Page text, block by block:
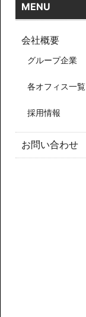
MENU
会社概要
グループ企業
各オフィス一覧
採用情報
お問い合わせ